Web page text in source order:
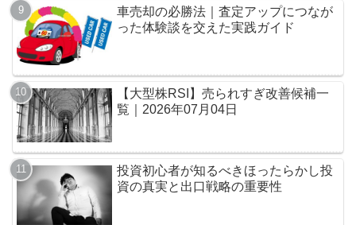
車売却の必勝法｜査定アップにつなが
った体験談を交えた実践ガイド
【大型株RSI】売られすぎ改善候補一
覧｜2026年07月04日
投資初心者が知るべきほったらかし投
資の真実と出口戦略の重要性